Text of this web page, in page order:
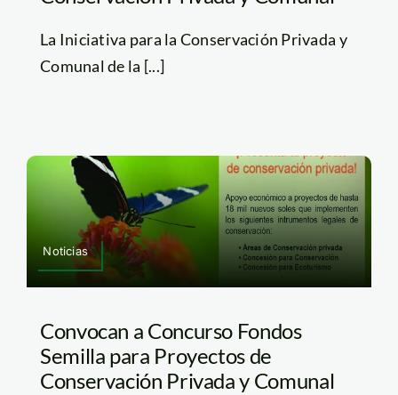
La Iniciativa para la Conservación Privada y
Comunal de la [...]
Noticias
Convocan a Concurso Fondos
Semilla para Proyectos de
Conservación Privada y Comunal